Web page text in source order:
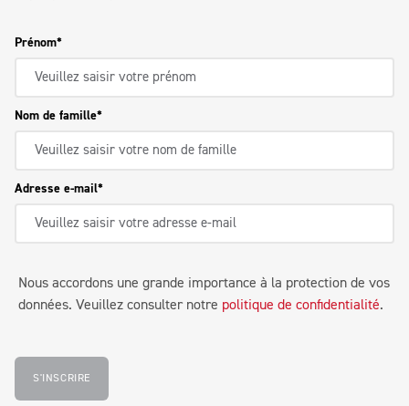
Prénom
Nom de famille
Adresse e-mail
Nous accordons une grande importance à la protection de vos
données. Veuillez consulter notre politique de confidentialité.
S'INSCRIRE